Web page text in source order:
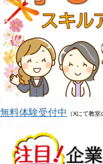
無料体験受付中 （Xにて教